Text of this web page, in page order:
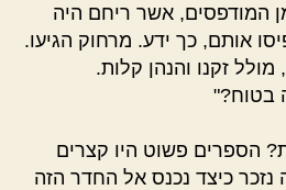
המודפסים, אשר ריחם היה
אותם, כך ידע. מרחוק הגיעו.
זקנו והנהן קלות.
בטוח?"
הספרים פשוט היו קצרים
כיצד נכנס אל החדר הזה